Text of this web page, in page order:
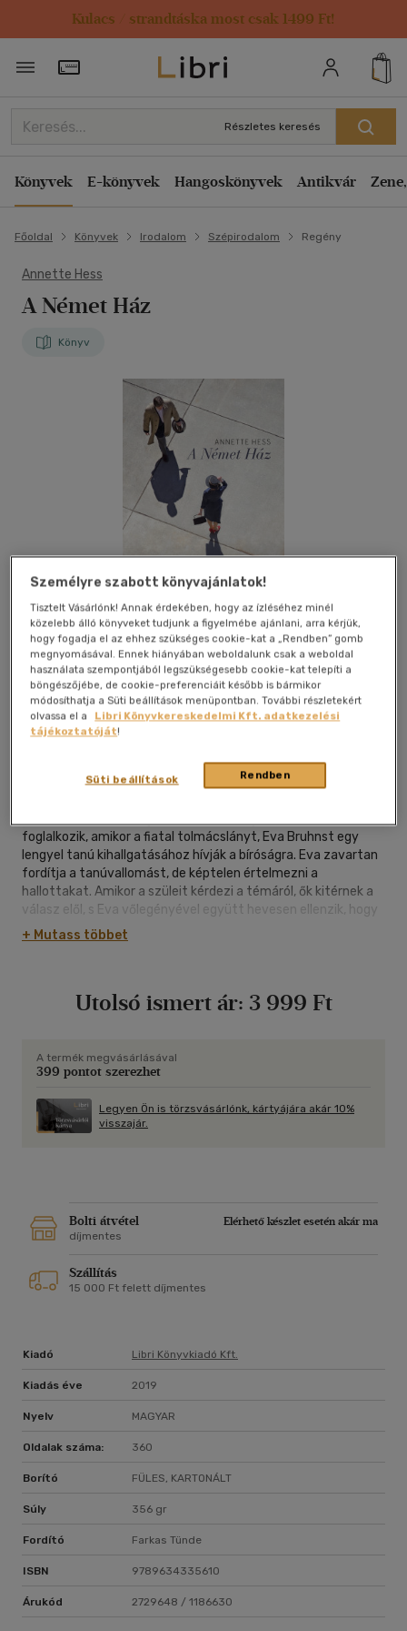
Kulacs / strandtáska most csak 1499 Ft!
Törzsvásárlói Kártya adatai
Részletes keresés
Könyvek E-könyvek Hangoskönyvek Antikvár
Főoldal Könyvek Irodalom Szépirodalom Regény
Annette Hess
A Német Ház
Könyv
Kívánságlistához adom
magyar nyelvű|füles, kartonált
360 oldal
foglalkozik, amikor a fiatal tolmácslányt, Eva Bruhnst egy
lengyel tanú kihallgatásához hívják a bíróságra. Eva zavartan
fordítja a tanúvallomást, de képtelen értelmezni a
hallottakat. Amikor a szüleit kérdezi a témáról, ők kitérnek a
válasz elől, s Eva vőlegényével együtt hevesen ellenzik, hogy
lányuk részt vegyen a perben.
és mindenekelőtt az egykori foglyokkal, akik az ő hangján
A megrázó beszámolókat hallva Eva nem ugyanaz az ember
többé: nem érti, hogy a családja miért nem képes
kanadai jogász, David Miller is, akinek mindennél fontosabb az
igazság feltárása.
A Német Ház láttató erővel mutatja be a háború utáni
Németországot, miközben hiteles képet fest az emberi
fájdalmas a szembenézés.
+ Mutass többet
Utolsó ismert ár: 3 999 Ft
A termék megvásárlásával
399 pontot szerezhet
Legyen Ön is törzsvásárlónk, kártyájára akár 10%
visszajár.
Bolti átvétel
Elérhető készlet esetén akár ma
díjmentes
Szállítás
15 000 Ft felett díjmentes
Kiadó Libri Könyvkiadó Kft.
Kiadás éve 2019
Nyelv MAGYAR
Oldalak száma: 360
Borító FÜLES, KARTONÁLT
Súly 356 gr
Fordító Farkas Tünde
ISBN 9789634335610
Árukód 2729648 / 1186630
Személyre szabott könyvajánlatok!
Tisztelt Vásárlónk! Annak érdekében, hogy az ízléséhez minél
közelebb álló könyveket tudjunk a figyelmébe ajánlani, arra kérjük,
hogy fogadja el az ehhez szükséges cookie-kat a „Rendben” gomb
megnyomásával. Ennek hiányában weboldalunk csak a weboldal
használata szempontjából legszükségesebb cookie-kat telepíti a
böngészőjébe, de cookie-preferenciáit később is bármikor
módosíthatja a Süti beállítások menüpontban. További részletekért
olvassa el a
Libri Könyvkereskedelmi Kft. adatkezelési
tájékoztatóját!
Rendben
Süti beállítások